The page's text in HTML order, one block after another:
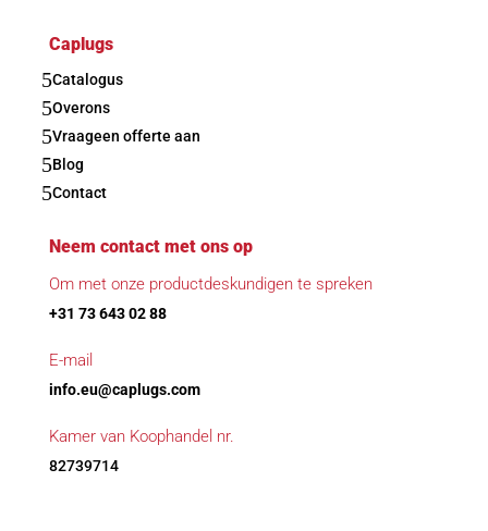
Caplugs
5Catalogus
5Overons
5Vraageen offerte aan
5Blog
5Contact
Neem contact met ons op
Om met onze productdeskundigen te spreken
+31 73 643 02 88
E-mail
info.eu@caplugs.com
Kamer van Koophandel nr.
82739714